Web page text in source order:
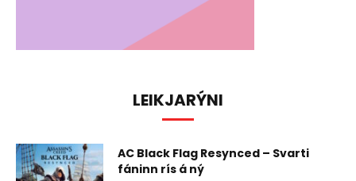
LEIKJARÝNI
AC Black Flag Resynced – Svarti
fáninn rís á ný